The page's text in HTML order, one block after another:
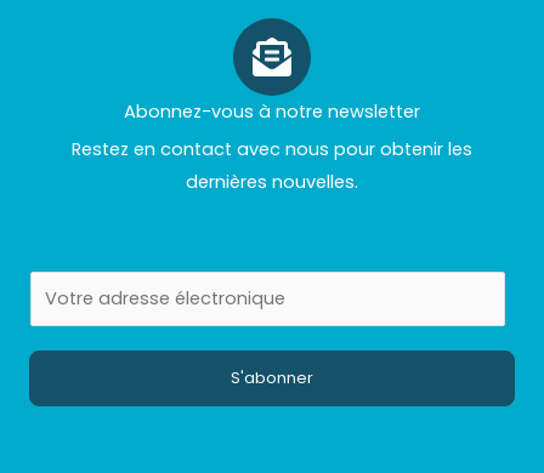
Abonnez-vous à notre newsletter
Restez en contact avec nous pour obtenir les
dernières nouvelles.
m
a
S'abonner